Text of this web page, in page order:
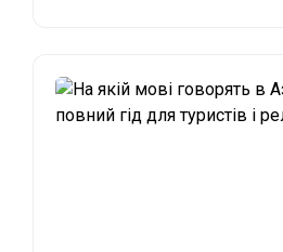
Туреччини, США та інших
Азербайджану.